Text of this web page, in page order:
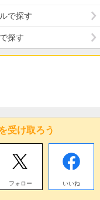
で探す
探す
受け取ろう
フォロー いいね